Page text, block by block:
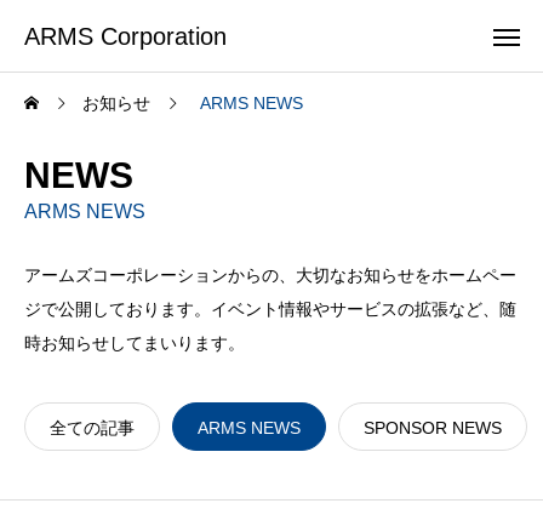
ARMS Corporation
お知らせ ARMS NEWS
NEWS
ARMS NEWS
アームズコーポレーションからの、大切なお知らせをホームペー
ジで公開しております。イベント情報やサービスの拡張など、随
時お知らせしてまいります。
全ての記事 ARMS NEWS SPONSOR NEWS